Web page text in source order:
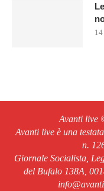
Avanti live
Avanti live è una
n.
Giornale Socialista,
del Bufalo 138A,